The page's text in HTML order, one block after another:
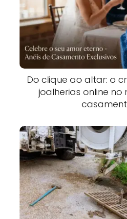
Do clique ao altar: o
joalherias online